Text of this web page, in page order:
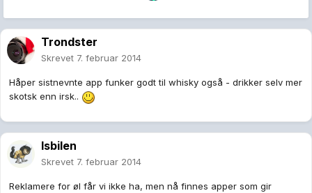
Trondster
Skrevet 7. februar 2014
Håper sistnevnte app funker godt til whisky også - drikker selv mer
skotsk enn irsk..
Isbilen
Skrevet 7. februar 2014
Reklamere for øl får vi ikke ha, men nå finnes apper som gir